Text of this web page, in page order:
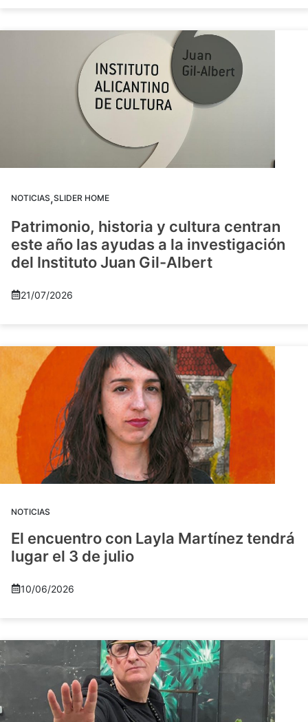
NOTICIAS,SLIDER HOME
Patrimonio, historia y cultura centran
este año las ayudas a la investigación
del Instituto Juan Gil-Albert
21/07/2026
NOTICIAS
El encuentro con Layla Martínez tendrá
lugar el 3 de julio
10/06/2026